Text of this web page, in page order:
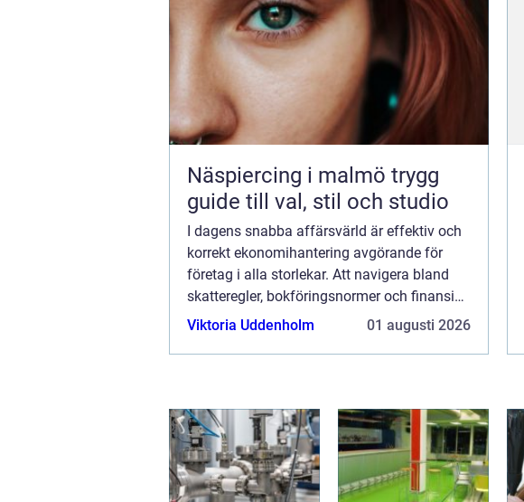
Näspiercing i malmö trygg
guide till val, stil och studio
I dagens snabba affärsvärld är effektiv och
korrekt ekonomihantering avgörande för
företag i alla storlekar. Att navigera bland
skatteregler, bokföringsnormer och finansiell
rapportering kan dock vara en komplex
Viktoria Uddenholm 01 augusti 2026